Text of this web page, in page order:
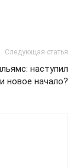
Следующая статья
наступил
новое начало?